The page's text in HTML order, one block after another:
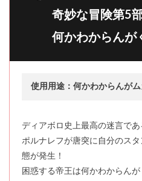
奇妙な冒険第5
何かわからんが
使用用途：何かわからんが
ディアボロ史上最高の迷言であ
ポルナレフが唐突に自分のス
態が発生！
困惑する帝王は何かわからん